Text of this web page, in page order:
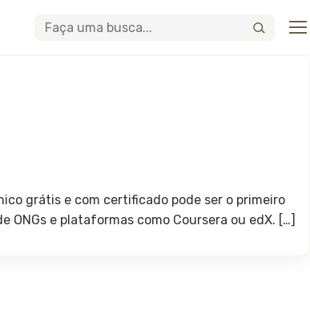
Buscar
grátis e com certificado pode ser o primeiro
ONGs e plataformas como Coursera ou edX. […]